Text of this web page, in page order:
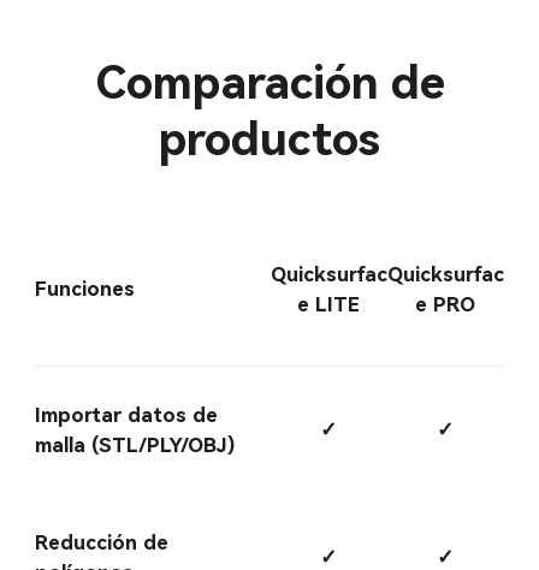
Comparación de
productos
Funciones
Quicksurfac
e LITE
Quicksurfac
e PRO
Importar datos de
malla (STL/PLY/OBJ)
✓ ✓
Reducción de
✓ ✓